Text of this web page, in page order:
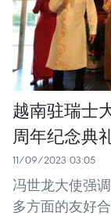
越南驻瑞士
周年纪念典
11/09/2023 03:05
冯世龙大使强
多方面的友好合